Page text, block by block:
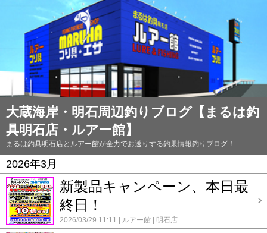
大蔵海岸・明石周辺釣りブログ【まるは釣
具明石店・ルアー館】
まるは釣具明石店とルアー館が全力でお送りする釣果情報釣りブログ！
2026年3月
新製品キャンペーン、本日最
終日！
2026/03/29 11:11 ルアー館 明石店